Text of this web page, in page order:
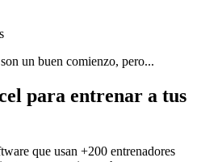
un buen comienzo, pero...
para entrenar a tus
que usan +200 entrenadores